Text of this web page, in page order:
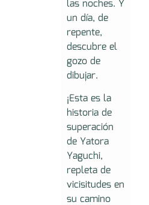
las noches. Y
un día, de
repente,
descubre el
gozo de
dibujar.
¡Esta es la
historia de
superación
de Yatora
Yaguchi,
repleta de
vicisitudes en
su camino